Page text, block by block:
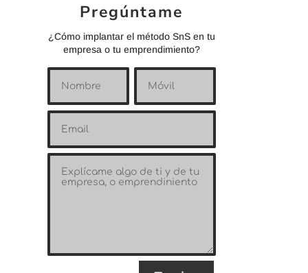
Pregúntame
¿Cómo implantar el método SnS en tu
empresa o tu emprendimiento?